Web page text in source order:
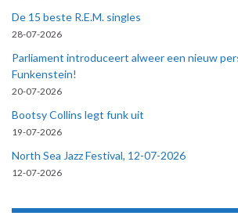
De 15 beste R.E.M. singles
28-07-2026
Parliament introduceert alweer een nieuw
Funkenstein!
20-07-2026
Bootsy Collins legt funk uit
19-07-2026
North Sea Jazz Festival, 12-07-2026
12-07-2026